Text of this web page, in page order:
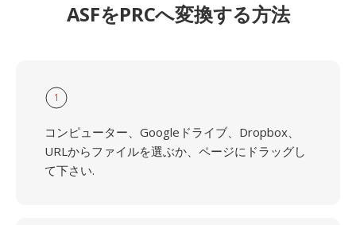
ASFをPRCへ変換する方法
1
コンピューター、Googleドライブ、Dropbox、
URLからファイルを選ぶか、ページにドラッグし
て下さい.